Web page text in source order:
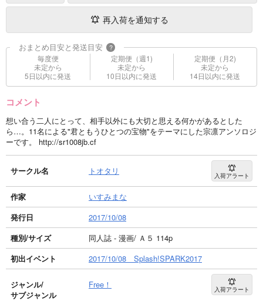
再入荷を通知する
おまとめ目安と発送目安 ?
毎度便
未定から
5日以内に発送
定期便（週1)
未定から
10日以内に発送
定期便（月2)
未定から
14日以内に発送
コメント
想い合う二人にとって、相手以外にも大切と思える何かがあるとした
ら…。11名による"君ともうひとつの宝物"をテーマにした宗凛アンソロジ
ーです。 http://sr1008jb.cf
サークル名 トオタリ 入荷アラート
作家
いすみまな
発行日
2017/10/08
種別/サイズ
同人誌 - 漫画/ Ａ５ 114p
初出イベント
2017/10/08 Splash!SPARK2017
ジャンル/
サブジャンル
Free！ 入荷アラート